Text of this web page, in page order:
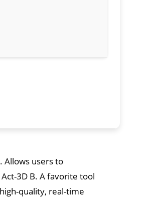
Allows users to
3D B. A favorite tool
quality, real-time